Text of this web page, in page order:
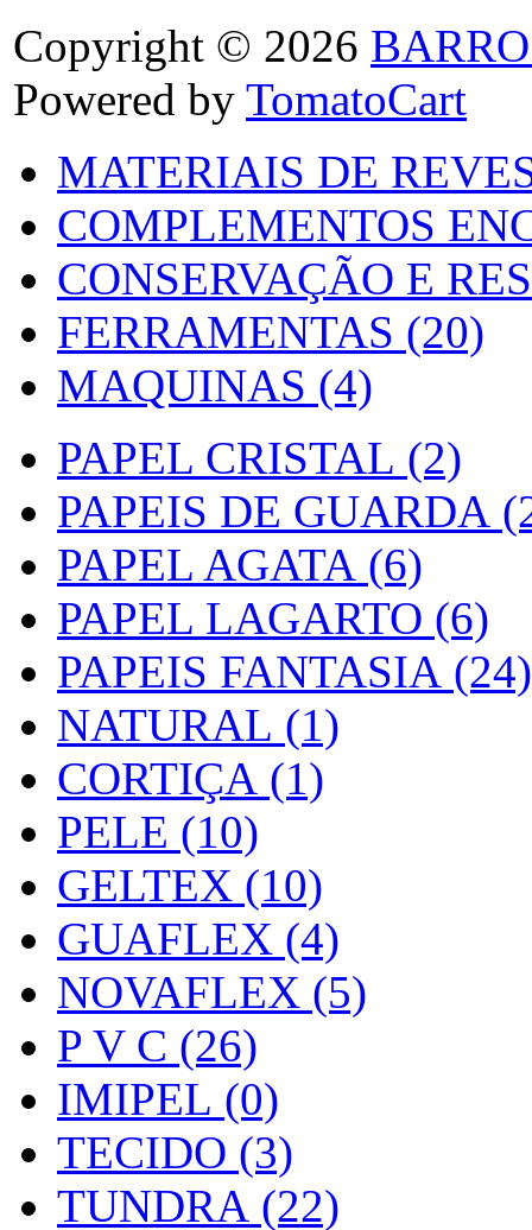
Copyright © 2026
Powered by TomatoCart
MATERIAIS DE
COMPLEMENTOS
CONSERVAÇÃO E
FERRAMENTAS (20)
MAQUINAS (4)
PAPEL CRISTAL (2)
PAPEIS DE GUARDA
PAPEL AGATA (6)
PAPEL LAGARTO (6)
PAPEIS FANTASIA (24)
NATURAL (1)
CORTIÇA (1)
PELE (10)
GELTEX (10)
GUAFLEX (4)
NOVAFLEX (5)
P V C (26)
IMIPEL (0)
TECIDO (3)
TUNDRA (22)